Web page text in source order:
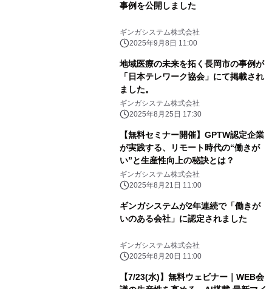
事例を公開しました
ギンガシステム株式会社
2025年9月8日 11:00
地域医療の未来を拓く長岡市の事例が
「日本テレワーク協会」にて掲載され
ました。
ギンガシステム株式会社
2025年8月25日 17:30
【無料セミナー開催】GPTW認定企業
が実践する、リモート時代の“働きが
い”と生産性向上の秘訣とは？
ギンガシステム株式会社
2025年8月21日 11:00
ギンガシステムが2年連続で「働きが
いのある会社」に認定されました
ギンガシステム株式会社
2025年8月20日 11:00
【7/23(水)】無料ウェビナー｜WEB会